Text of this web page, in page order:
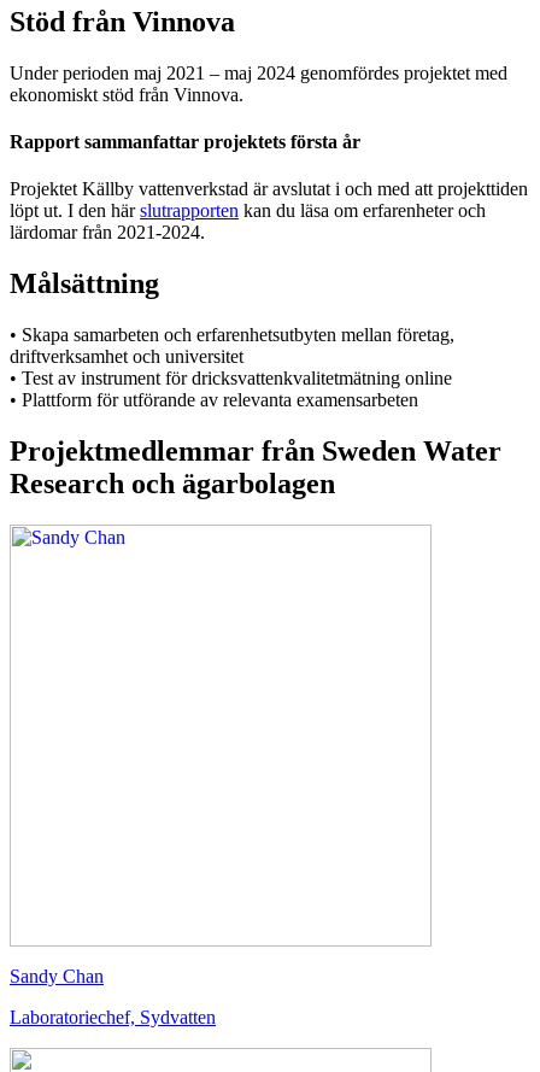
Stöd från Vinnova
Under perioden maj 2021 – maj 2024 genomfördes projektet med
ekonomiskt stöd från Vinnova.
Rapport sammanfattar projektets första år
Projektet Källby vattenverkstad är avslutat i och med att projekttiden
löpt ut. I den härslutrapporten kan du läsa om erfarenheter och
lärdomar från 2021-2024.
Målsättning
• Skapa samarbeten och erfarenhetsutbyten mellan företag,
driftverksamhet och universitet
• Test av instrument för dricksvattenkvalitetmätning online
• Plattform för utförande av relevanta examensarbeten
Projektmedlemmar från Sweden Water
Research och ägarbolagen
Sandy Chan
Laboratoriechef, Sydvatten